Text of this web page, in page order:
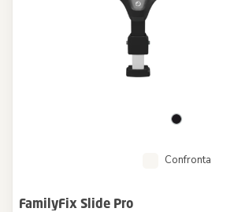
Confronta
FamilyFix Slide Pro